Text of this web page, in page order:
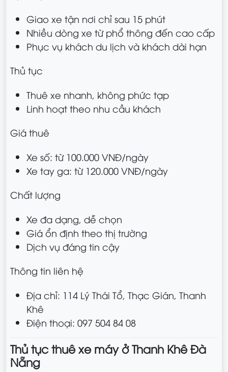
Giao xe tận nơi chỉ sau 15 phút
Nhiều dòng xe từ phổ thông đến cao cấp
Phục vụ khách du lịch và khách dài hạn
Thủ tục
Thuê xe nhanh, không phức tạp
Linh hoạt theo nhu cầu khách
Giá thuê
Xe số: từ 100.000 VNĐ/ngày
Xe tay ga: từ 120.000 VNĐ/ngày
Chất lượng
Xe đa dạng, dễ chọn
Giá ổn định theo thị trường
Dịch vụ đáng tin cậy
Thông tin liên hệ
Địa chỉ: 114 Lý Thái Tổ, Thạc Gián, Thanh
Khê
Điện thoại: 097 504 84 08
Thủ tục thuê xe máy ở Thanh Khê Đà
Nẵng